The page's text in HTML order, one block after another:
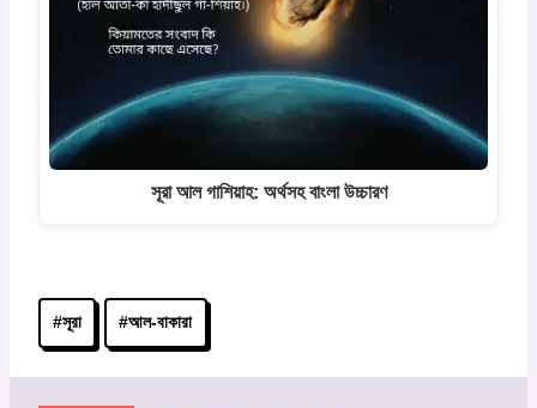
সূরা আল গাশিয়াহ: অর্থসহ বাংলা উচ্চারণ
Post
Tags:
#সূরা #আল-বাকারা